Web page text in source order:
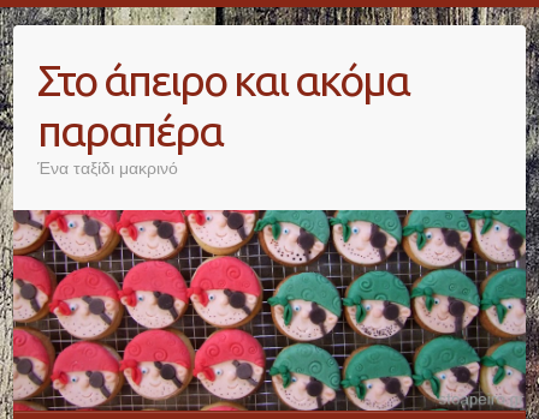
Skip
to
contentΣτο άπειρο και ακόμα
παραπέρα
Ένα ταξίδι μακρινό